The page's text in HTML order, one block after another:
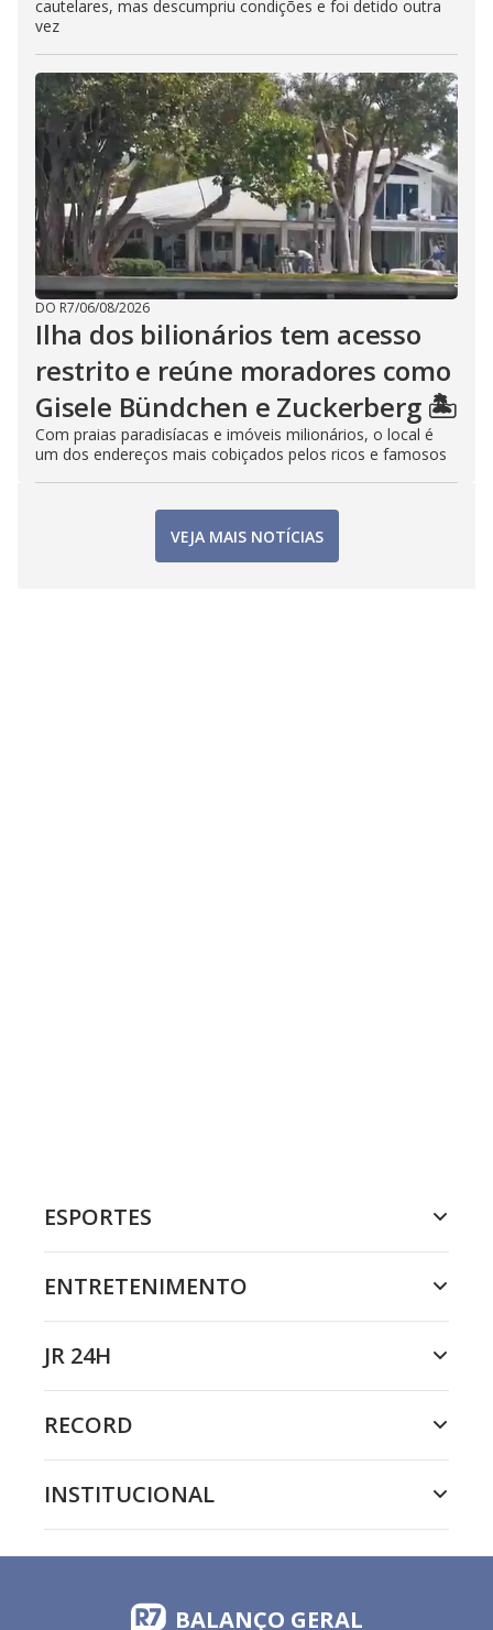
cautelares, mas descumpriu condições e foi detido outra
vez
DO R7/06/08/2026
Ilha dos bilionários tem acesso
restrito e reúne moradores como
Gisele Bündchen e Zuckerberg 🏝️
Com praias paradisíacas e imóveis milionários, o local é
um dos endereços mais cobiçados pelos ricos e famosos
VEJA MAIS NOTÍCIAS
ESPORTES
ENTRETENIMENTO
JR 24H
RECORD
INSTITUCIONAL
BALANÇO GERAL